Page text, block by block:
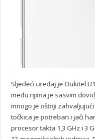
Sljedeći uređaj je Oukitel
među njima je sasvim
mnogo je oštriji
točkica je potreban i jači
procesor takta 1,3 GHz i 3